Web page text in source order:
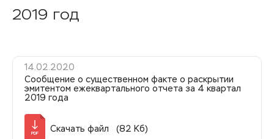
2019 год
14.02.2020
Сообщение о существенном факте о раскрытии
эмитентом ежеквартального отчета за 4 квартал
2019 года
PDF
Скачать файл (82 Кб)